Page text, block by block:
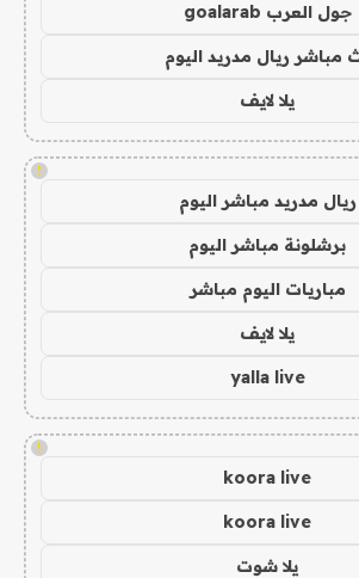
جول العرب goalarab
مباشر ريال مدريد اليوم
يلا لايف
!
ريال مدريد مباشر اليوم
برشلونة مباشر اليوم
مباريات اليوم مباشر
يلا لايف
yalla live
!
koora live
koora live
يلا شوت